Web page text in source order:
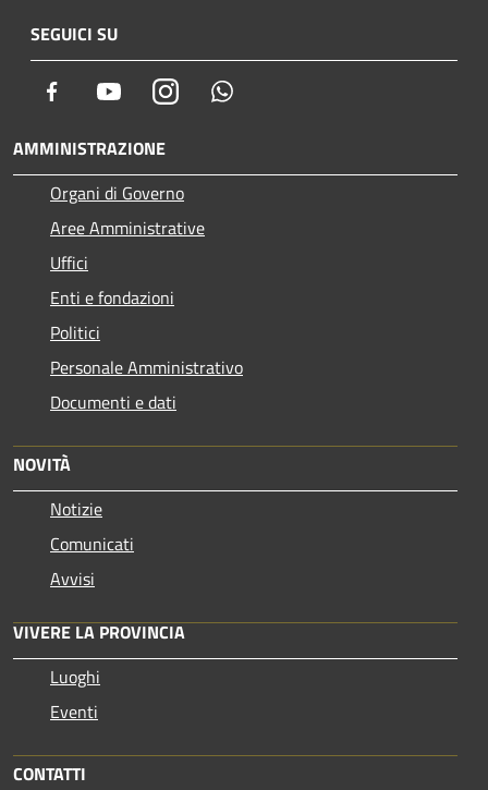
SEGUICI SU
Facebook YoutubeInstagram
AMMINISTRAZIONE
Organi di Governo
Aree Amministrative
Uffici
Enti e fondazioni
Politici
Personale Amministrativo
Documenti e dati
NOVITÀ
Notizie
Comunicati
Avvisi
VIVERE LA PROVINCIA
Luoghi
Eventi
CONTATTI